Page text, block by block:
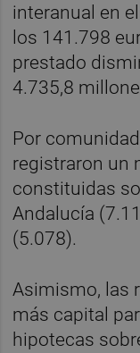
interanual en
los 141.798
prestado
4.735,8
Por
registraron un
constituidas
Andalucía
(5.078).
Asimismo, las
más capital
hipotecas